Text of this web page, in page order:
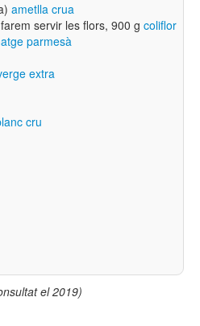
ametlla crua
servir les flors, 900 g coliflor
parmesà
extra
cru
el 2019)